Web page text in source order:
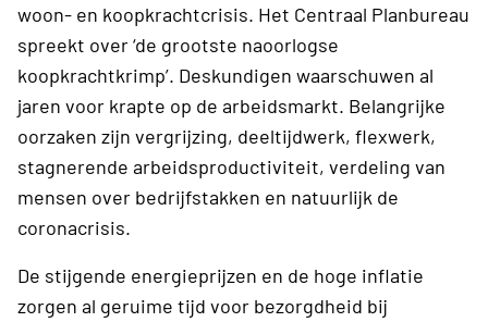
woon- en koopkrachtcrisis. Het Centraal Planbureau
spreekt over ‘de grootste naoorlogse
koopkrachtkrimp’. Deskundigen waarschuwen al
jaren voor krapte op de arbeidsmarkt. Belangrijke
oorzaken zijn vergrijzing, deeltijdwerk, flexwerk,
stagnerende arbeidsproductiviteit, verdeling van
mensen over bedrijfstakken en natuurlijk de
coronacrisis.
De stijgende energieprijzen en de hoge inflatie
zorgen al geruime tijd voor bezorgdheid bij